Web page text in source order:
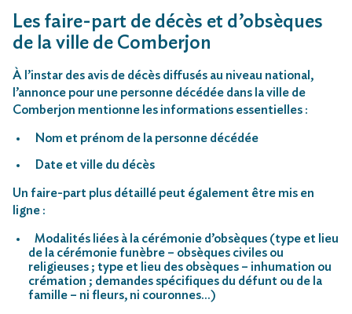
Les faire-part de décès et d’obsèques
de la ville de Comberjon
À l’instar des avis de décès diffusés au niveau national,
l’annonce pour une personne décédée dans la ville de
Comberjon mentionne les informations essentielles :
Nom et prénom de la personne décédée
Date et ville du décès
Un faire-part plus détaillé peut également être mis en
ligne :
Modalités liées à la cérémonie d’obsèques (type et lieu
de la cérémonie funèbre – obsèques civiles ou
religieuses ; type et lieu des obsèques – inhumation ou
crémation ; demandes spécifiques du défunt ou de la
famille – ni fleurs, ni couronnes…)